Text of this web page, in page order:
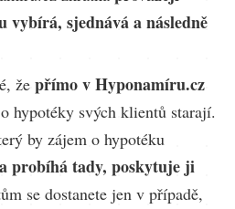
vybírá, sjednává a následně
že přímo v Hyponamíru.cz
hypotéky svých klientů starají.
by zájem o hypotéku
probíhá tady, poskytuje ji
se dostanete jen v případě,